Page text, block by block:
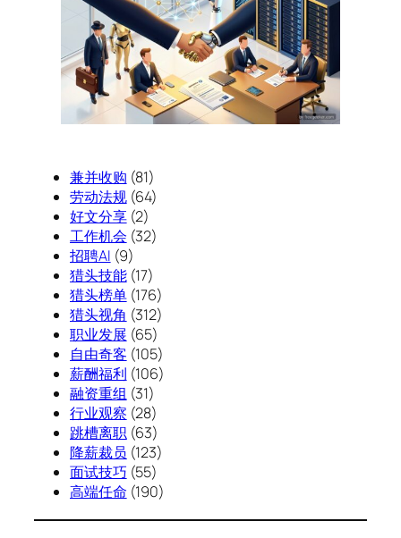
兼并收购 (81)
劳动法规(64)
好文分享(2)
工作机会 (32)
招聘AI (9)
猎头技能(17)
猎头榜单(176)
猎头视角 (312)
职业发展 (65)
自由奇客 (105)
薪酬福利 (106)
融资重组 (31)
行业观察 (28)
跳槽离职(63)
降薪裁员 (123)
面试技巧 (55)
高端任命 (190)